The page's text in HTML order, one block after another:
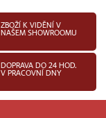
ZBOŽÍ K VIDĚNÍ V
NAŠEM SHOWROOMU
DOPRAVA DO 24 HOD.
V PRACOVNÍ DNY